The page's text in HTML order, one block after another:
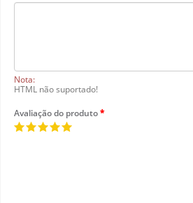
Nota:
HTML não suportado!
Avaliação do produto